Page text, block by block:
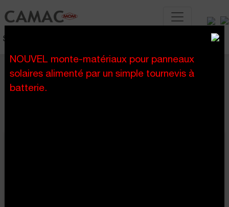
Systèmes de levage de chantier
NOUVEL monte-matériaux pour panneaux
solaires alimenté par un simple tournevis à
batterie.
Plates-formes de travail sur mât